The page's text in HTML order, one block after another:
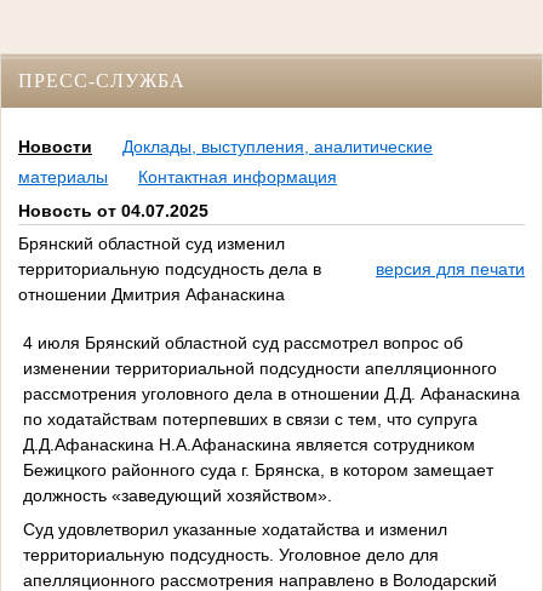
ПРЕСС-СЛУЖБА
Новости
Доклады, выступления, аналитические
материалы
Контактная информация
Новость от 04.07.2025
Брянский областной суд изменил
территориальную подсудность дела в
отношении Дмитрия Афанаскина
версия для печати
4 июля Брянский областной суд рассмотрел вопрос об
изменении территориальной подсудности апелляционного
рассмотрения уголовного дела в отношении Д.Д. Афанаскина
по ходатайствам потерпевших в связи с тем, что супруга
Д.Д.Афанаскина Н.А.Афанаскина является сотрудником
Бежицкого районного суда г. Брянска, в котором замещает
должность «заведующий хозяйством».
Суд удовлетворил указанные ходатайства и изменил
территориальную подсудность. Уголовное дело для
апелляционного рассмотрения направлено в Володарский